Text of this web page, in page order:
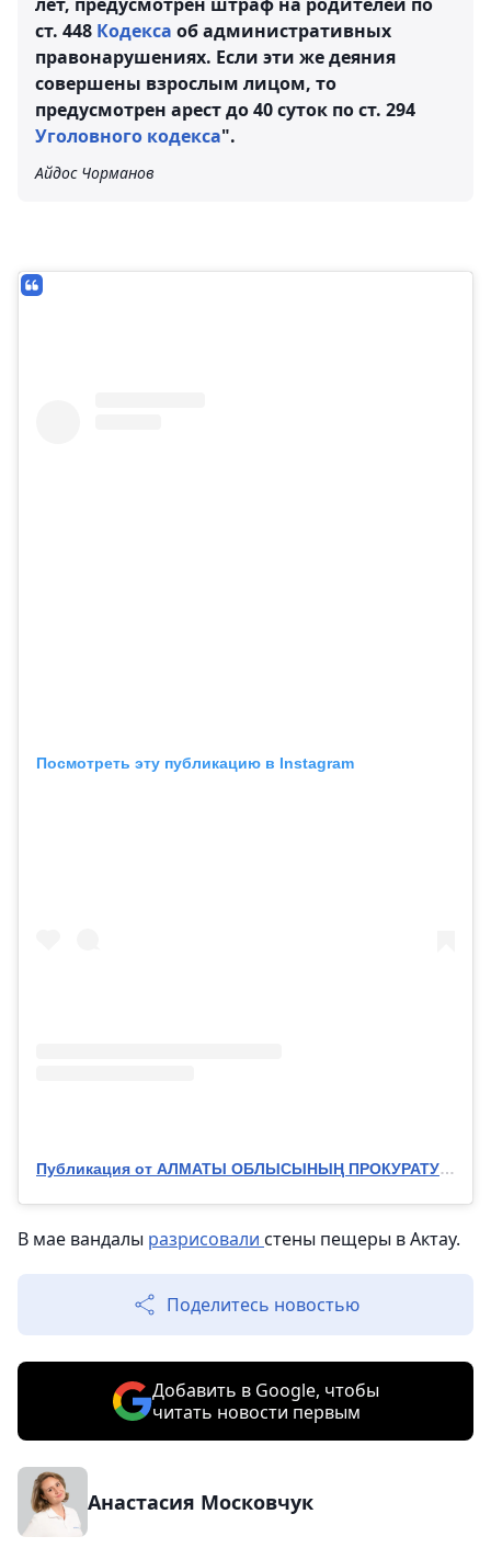
ст. 448 Кодекса об административных
правонарушениях. Если эти же деяния
совершены взрослым лицом, то
предусмотрен арест до 40 суток по ст. 294
Уголовного кодекса".
Айдос Чорманов
Посмотреть эту публикацию в Instagram
Публикация от АЛМАТЫ ОБЛЫСЫНЫҢ ПРОКУРАТУРАСЫ (@almaty_obl_prok)
В мае вандалы разрисовали стены пещеры в Актау.
Поделитесь новостью
Добавить в Google, чтобы
читать новости первым
Анастасия Московчук